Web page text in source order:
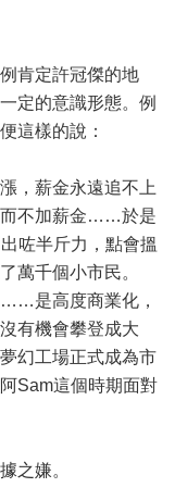
肯定許冠傑的地
定的意識形態。例
這樣的說：
薪金永遠追不上
而不加薪金……於是
咗半斤力，點會搵
萬千個小市民。
是高度商業化，
有機會攀登成大
幻工場正式成為市
Sam這個時期面對
之嫌。